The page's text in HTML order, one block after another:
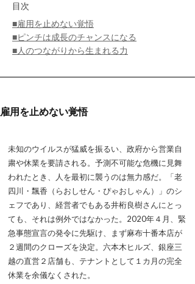
目次
■雇用を止めない覚悟
■ピンチは成長のチャンスになる
■人のつながりから生まれる力
雇用を止めない覚悟
未知のウイルスが猛威を振るい、政府から営業自
粛や休業を要請される。予測不可能な危機に見舞
われたとき、人を最初に襲うのは無力感だ。「老
四川・飄香（らおしせん・ぴゃおしゃん）」のシ
ェフであり、経営者でもある井桁良樹さんにとっ
ても、それは例外ではなかった。2020年４月、緊
急事態宣言の発令に先駆け、まず麻布十番本店が
２週間のクローズを決定。六本木ヒルズ、銀座三
越の直営２店舗も、テナントとして１カ月の完全
休業を余儀なくされた。